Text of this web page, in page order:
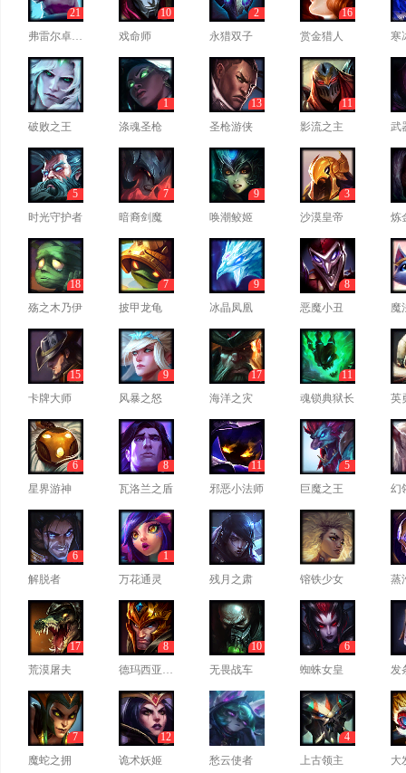
弗雷尔卓德之心
21
戏命师
10
永猎双子
2
赏金猎人
16
寒
破败之王 涤魂圣枪
1
圣枪游侠
13
影流之主
11
武
时光守护者
5
暗裔剑魔
7
唤潮鲛姬
9
沙漠皇帝
3
炼
殇之木乃伊
18
披甲龙龟
7
冰晶凤凰
9
恶魔小丑
8
魔
卡牌大师
15
风暴之怒
9
海洋之灾
17
魂锁典狱长
11
英
星界游神
6
瓦洛兰之盾
8
邪恶小法师
11
巨魔之王
5
幻
解脱者
6
万花通灵
1
残月之肃
镕铁少女 蒸
荒漠屠夫
17
德玛西亚皇子
8
无畏战车
10
蜘蛛女皇
6
发
魔蛇之拥
7
诡术妖姬
12
愁云使者
上古领主
4
大